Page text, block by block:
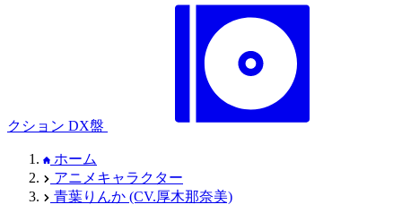
クション DX盤
ホーム
アニメキャラクター
青葉りんか (CV.厚木那奈美)